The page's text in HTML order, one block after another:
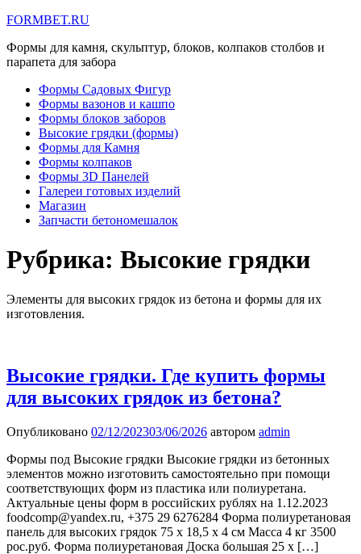
FORMBET.RU
Формы для камня, скульптур, блоков, колпаков столбов и
парапета для забора
Формы Садовых Фигур
Формы вазонов и кашпо
Формы блоков заборов
Высокие грядки (формы)
Формы для Камня
Формы колпаков
Формы 3D Панелей
Галереи готовых изделий
Магазин
Запчасти бетономешалок
Рубрика: Высокие грядки
Элементы для высоких грядок из бетона и формы для их
изготовления.
Высокие грядки. Где купить формы
для высоких грядок из бетона?
Опубликовано 02/12/202303/06/2026 автором admin
Формы под Высокие грядки Высокие грядки из бетонных
элементов можно изготовить самостоятельно при помощи
соответствующих форм из пластика или полиуретана.
Актуальные цены форм в российских рублях на 1.12.2023
foodcomp@yandex.ru, +375 29 6276284 Форма полиуретановая
панель для высоких грядок 75 х 18,5 х 4 см Масса 4 кг 3500
рос.руб. Форма полиуретановая Доска большая 25 х […]